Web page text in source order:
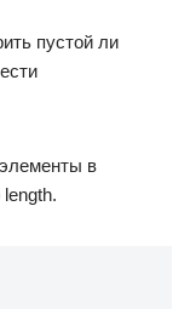
пустой ли
в